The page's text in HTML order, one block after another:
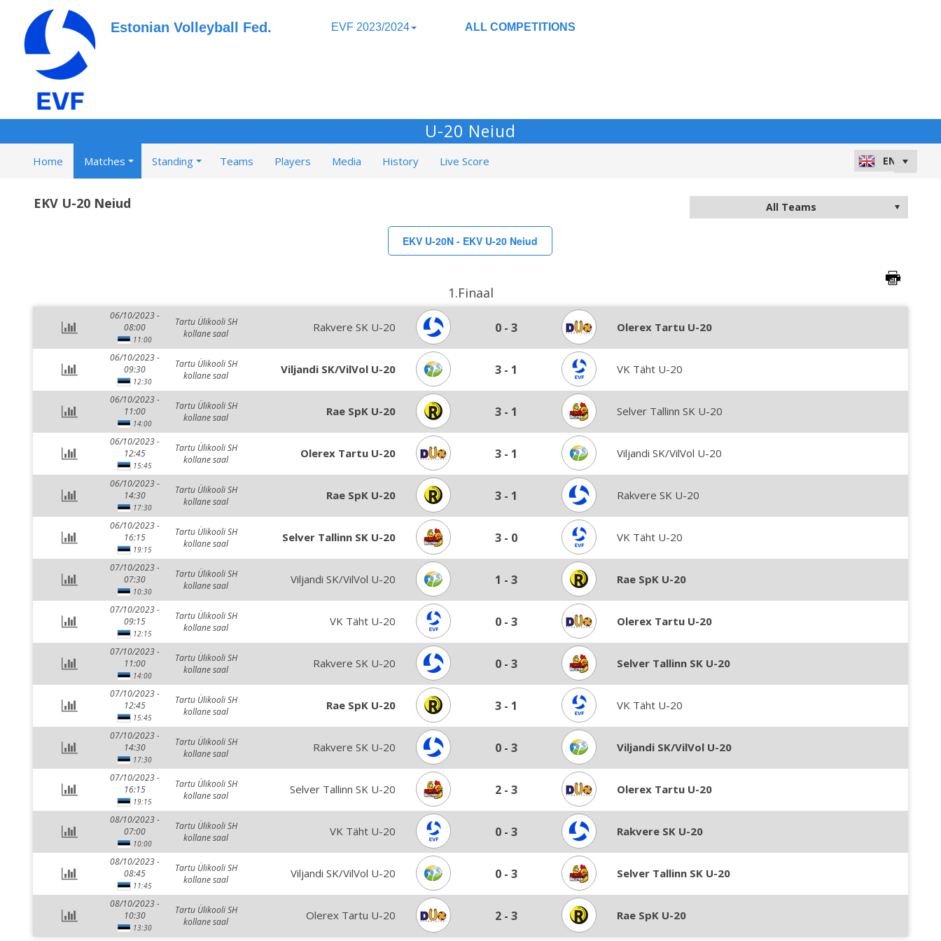
Estonian Volleyball Fed. EVF 2023/2024 ALL COMPETITIONS
U-20 Neiud
Home Matches Standing Teams Players Media History Live Score
EKV U-20 Neiud
EKV U-20N - EKV U-20 Neiud
1.Finaal
06/10/2023 -
08:00
11:00
Tartu Ülikooli SH
kollane saal
Rakvere SK U-20 0 - 3 Olerex Tartu U-20
06/10/2023 -
09:30
12:30
Tartu Ülikooli SH
kollane saal
Viljandi SK/VilVol U-20 3 - 1 VK Täht U-20
06/10/2023 -
11:00
14:00
Tartu Ülikooli SH
kollane saal
Rae SpK U-20 3 - 1 Selver Tallinn SK U-20
06/10/2023 -
12:45
15:45
Tartu Ülikooli SH
kollane saal
Olerex Tartu U-20 3 - 1 Viljandi SK/VilVol U-20
06/10/2023 -
14:30
17:30
Tartu Ülikooli SH
kollane saal
Rae SpK U-20 3 - 1 Rakvere SK U-20
06/10/2023 -
16:15
19:15
Tartu Ülikooli SH
kollane saal
Selver Tallinn SK U-20 3 - 0 VK Täht U-20
07/10/2023 -
07:30
10:30
Tartu Ülikooli SH
kollane saal
Viljandi SK/VilVol U-20 1 - 3 Rae SpK U-20
07/10/2023 -
09:15
12:15
Tartu Ülikooli SH
kollane saal
VK Täht U-20 0 - 3 Olerex Tartu U-20
07/10/2023 -
11:00
14:00
Tartu Ülikooli SH
kollane saal
Rakvere SK U-20 0 - 3 Selver Tallinn SK U-20
07/10/2023 -
12:45
15:45
Tartu Ülikooli SH
kollane saal
Rae SpK U-20 3 - 1 VK Täht U-20
07/10/2023 -
14:30
17:30
Tartu Ülikooli SH
kollane saal
Rakvere SK U-20 0 - 3 Viljandi SK/VilVol U-20
07/10/2023 -
16:15
19:15
Tartu Ülikooli SH
kollane saal
Selver Tallinn SK U-20 2 - 3 Olerex Tartu U-20
08/10/2023 -
07:00
10:00
Tartu Ülikooli SH
kollane saal
VK Täht U-20 0 - 3 Rakvere SK U-20
08/10/2023 -
08:45
11:45
Tartu Ülikooli SH
kollane saal
Viljandi SK/VilVol U-20 0 - 3 Selver Tallinn SK U-20
08/10/2023 -
10:30
13:30
Tartu Ülikooli SH
kollane saal
Olerex Tartu U-20 2 - 3 Rae SpK U-20